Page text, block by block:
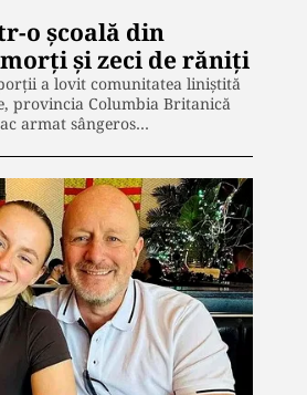
o școală din
morți și zeci de răniți
a lovit comunitatea liniștită
provincia Columbia Britanică
armat sângeros…